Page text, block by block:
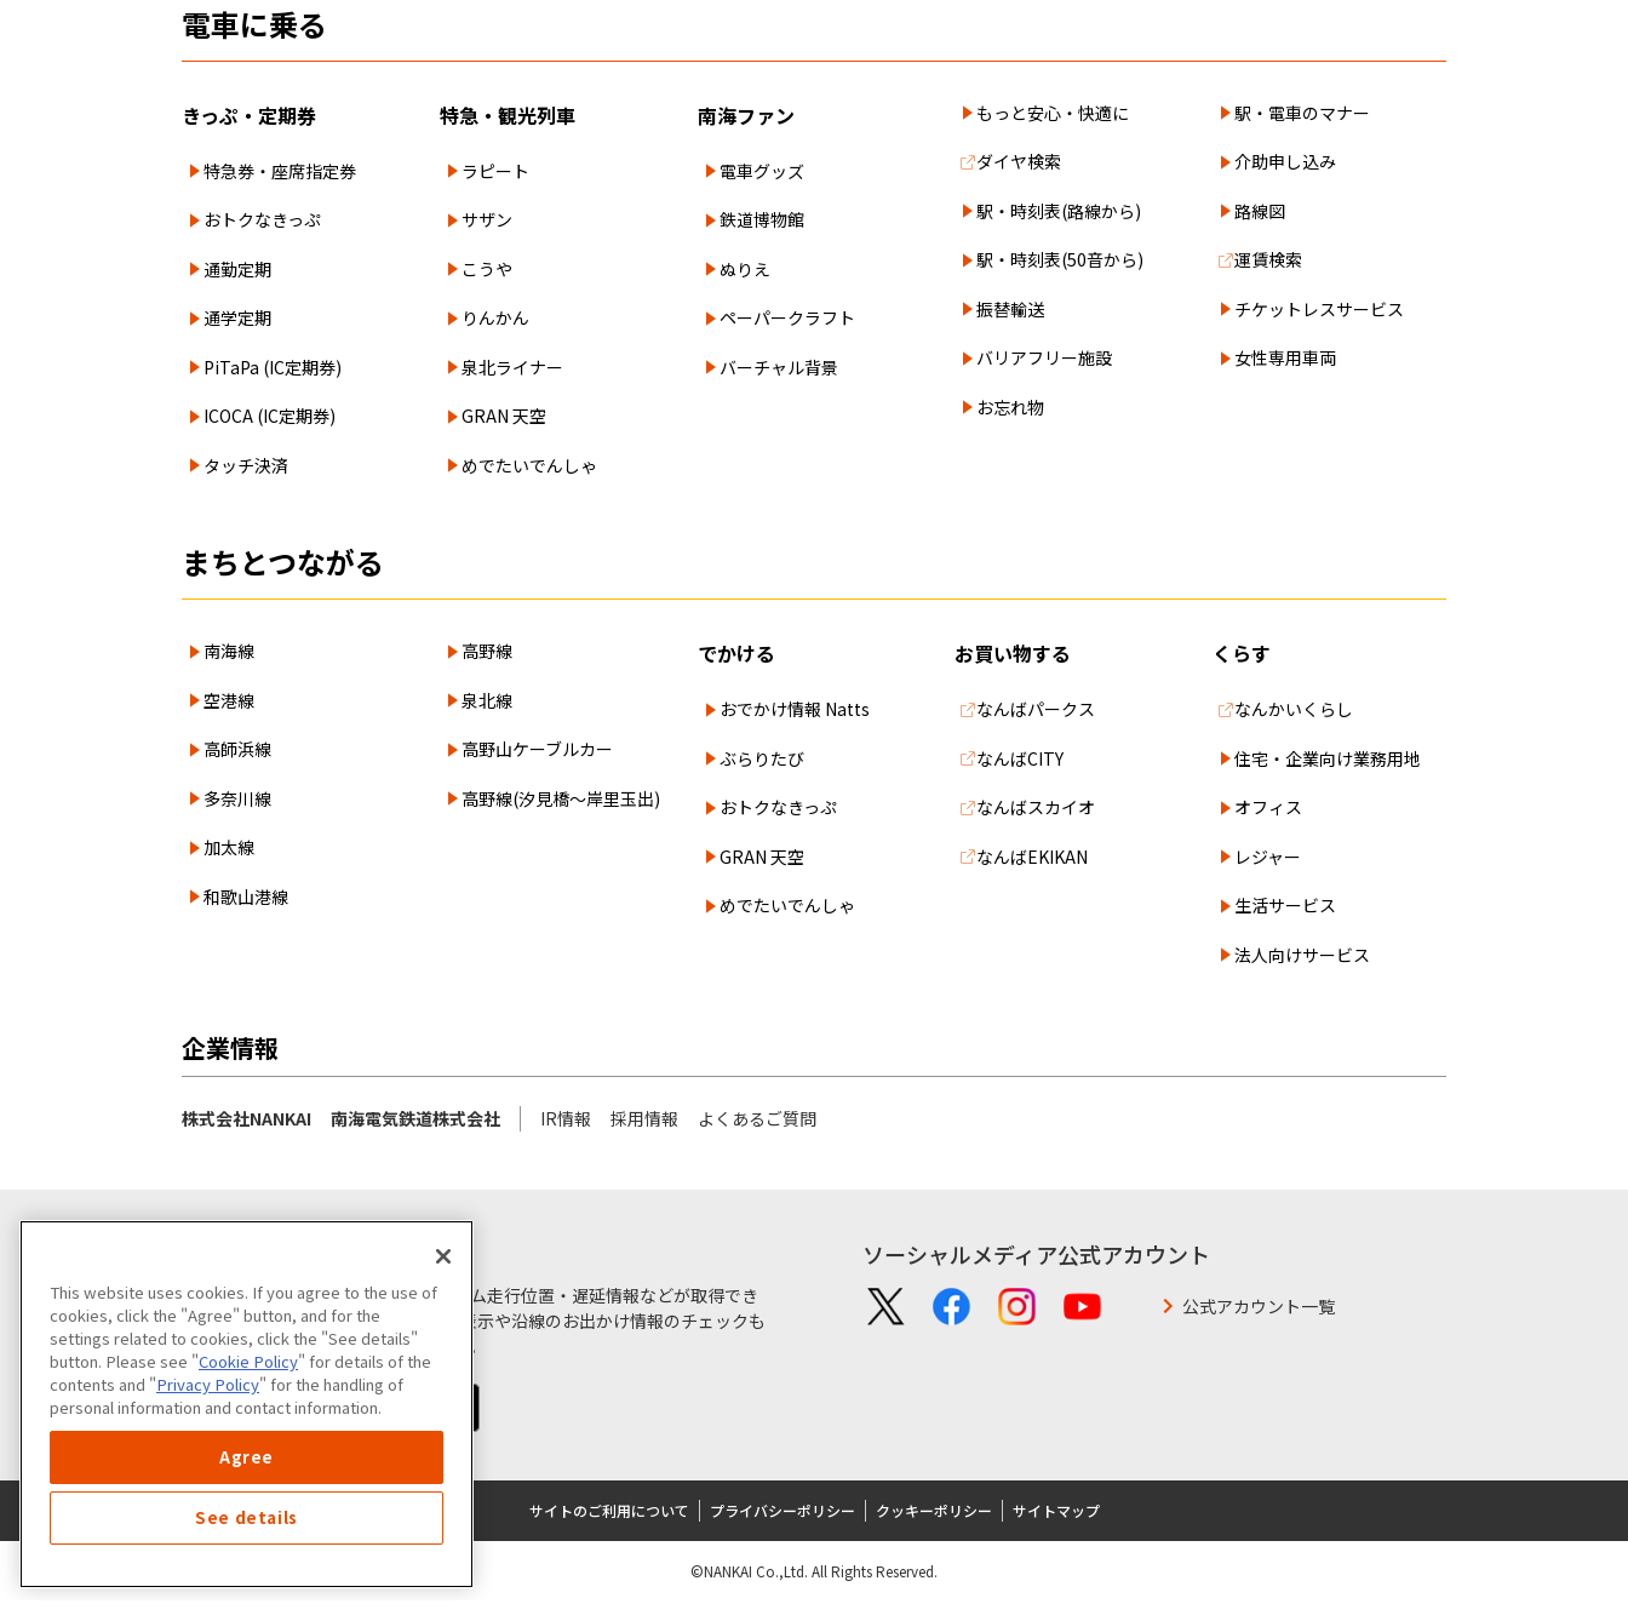
電車に乗る
きっぷ・定期券
特急券・座席指定券
おトクなきっぷ
通勤定期
通学定期
PiTaPa (IC定期券)
ICOCA (IC定期券)
タッチ決済
特急・観光列車
ラピート
サザン
こうや
りんかん
泉北ライナー
GRAN 天空
めでたいでんしゃ
南海ファン
電車グッズ
鉄道博物館
ぬりえ
ペーパークラフト
バーチャル背景
もっと安心・快適に
ダイヤ検索
駅・時刻表(路線から)
駅・時刻表(50音から)
振替輸送
バリアフリー施設
お忘れ物
駅・電車のマナー
介助申し込み
路線図
運賃検索
チケットレスサービス
女性専用車両
まちとつながる
南海線
空港線
高師浜線
多奈川線
加太線
和歌山港線
高野線
泉北線
高野山ケーブルカー
高野線(汐見橋～岸里玉出)
でかける
おでかけ情報 Natts
ぶらりたび
おトクなきっぷ
GRAN 天空
めでたいでんしゃ
お買い物する
なんばパークス
なんばCITY
なんばスカイオ
なんばEKIKAN
くらす
なんかいくらし
住宅・企業向け業務用地
オフィス
レジャー
生活サービス
法人向けサービス
企業情報
株式会社NANKAI 南海電気鉄道株式会社 IR情報 採用情報 よくあるご質問
電車の運行状況やリアルタイム走行位置・遅延情報などが取得でき
るほか、minapita会員証の表示や沿線のお出かけ情報のチェックも
できる、南海電鉄アプリです。
ソーシャルメディア公式アカウント
公式アカウント一覧
サイトのご利用について プライバシーポリシー クッキーポリシー サイトマップ
©NANKAI Co.,Ltd. All Rights Reserved.
This website uses cookies. If you agree to the use of
cookies, click the "Agree" button, and for the
settings related to cookies, click the "See details"
button. Please see "Cookie Policy" for details of the
contents and "Privacy Policy" for the handling of
personal information and contact information.
Agree
See details